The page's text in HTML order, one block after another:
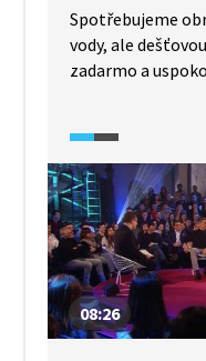
Spotřebujeme
vody, ale
zadarmo a
nakládat s vodou
Jaké to jsou?
08:26